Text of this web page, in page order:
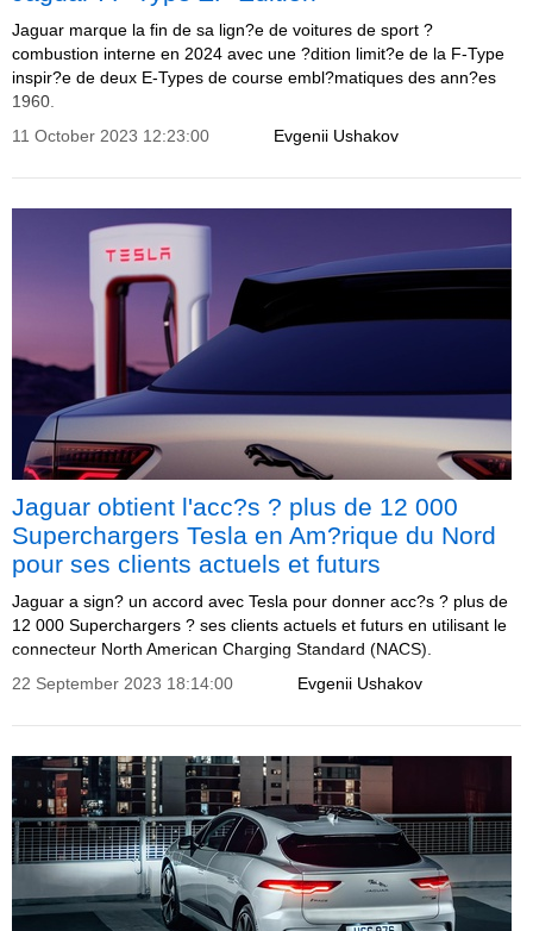
Jaguar marque la fin de sa lign?e de voitures de sport ?
combustion interne en 2024 avec une ?dition limit?e de la F-Type
inspir?e de deux E-Types de course embl?matiques des ann?es
1960.
Evgenii Ushakov
11 October 2023 12:23:00
Jaguar obtient l'acc?s ? plus de 12 000
Superchargers Tesla en Am?rique du Nord
pour ses clients actuels et futurs
Jaguar a sign? un accord avec Tesla pour donner acc?s ? plus de
12 000 Superchargers ? ses clients actuels et futurs en utilisant le
connecteur North American Charging Standard (NACS).
Evgenii Ushakov
22 September 2023 18:14:00